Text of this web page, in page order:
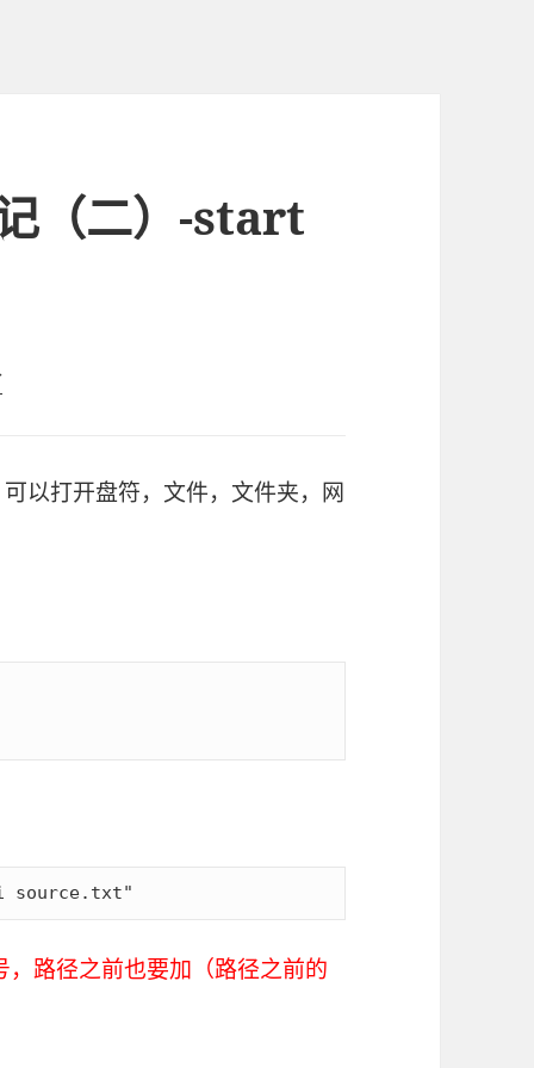
（二）-start
以打开盘符，文件，文件夹，网
source.txt"
路径之前也要加（路径之前的